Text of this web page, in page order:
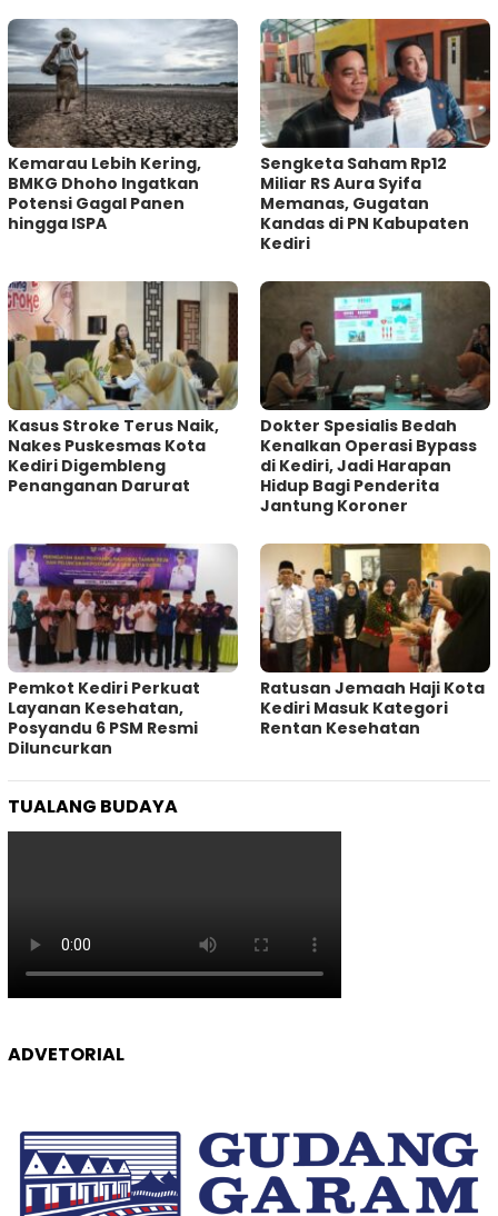
Kemarau Lebih Kering,
BMKG Dhoho Ingatkan
Potensi Gagal Panen
hingga ISPA
Sengketa Saham Rp12
Miliar RS Aura Syifa
Memanas, Gugatan
Kandas di PN Kabupaten
Kediri
Kasus Stroke Terus Naik,
Nakes Puskesmas Kota
Kediri Digembleng
Penanganan Darurat
Dokter Spesialis Bedah
Kenalkan Operasi Bypass
di Kediri, Jadi Harapan
Hidup Bagi Penderita
Jantung Koroner
Pemkot Kediri Perkuat
Layanan Kesehatan,
Posyandu 6 PSM Resmi
Diluncurkan
‎Ratusan Jemaah Haji Kota
Kediri Masuk Kategori
Rentan Kesehatan
TUALANG BUDAYA
ADVETORIAL